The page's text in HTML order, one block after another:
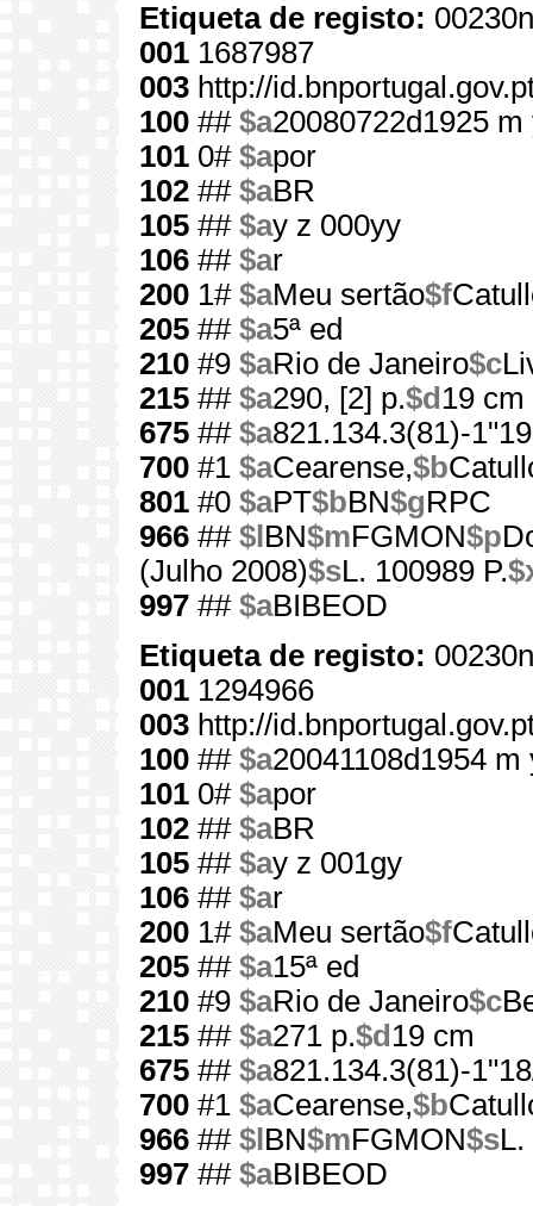
Etiqueta de registo:
001 1687987
003 http://
100 ## $a20080722d1925
101 0# $apor
102 ## $aBR
105 ## $ay z 000yy
106 ## $ar
200 1# $aMeu sertão$f
205 ## $a5ª ed
210 #9 $aRio de Janeiro$c
215 ## $a290, [2] p.$d 19 cm
675 ## $a821.134.3(81)-
700 #1 $aCearense,$b
801 #0 $aPT$bBN$gRPC
966 ## $l BN$mFGMON$p
(Julho 2008)$sL. 100989 P.
997 ## $aBIBEOD
Etiqueta de registo:
001 1294966
003 http://
100 ## $a20041108d1954
101 0# $apor
102 ## $aBR
105 ## $ay z 001gy
106 ## $ar
200 1# $aMeu sertão$f
205 ## $a15ª ed
210 #9 $aRio de Janeiro$c
215 ## $a271 p.$d 19 cm
675 ## $a821.134.3(81)-
700 #1 $aCearense,$b
966 ## $l BN$mFGMON$sL.
997 ## $aBIBEOD